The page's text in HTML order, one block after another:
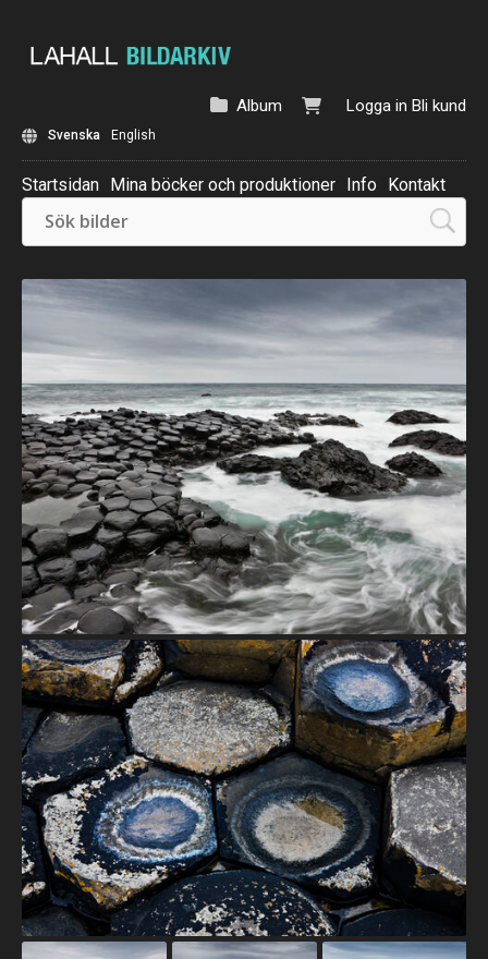
Logga in Bli kund
Album
Svenska English
Startsidan Mina böcker och produktioner Info Kontakt
Beställ: Kalender 2025